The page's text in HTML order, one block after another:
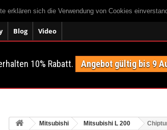
erklären sich die Verwendung von Cookies
Blog Video
10% Rabatt. Angebot gültig bis 9
Mitsubishi Mitsubishi L 200